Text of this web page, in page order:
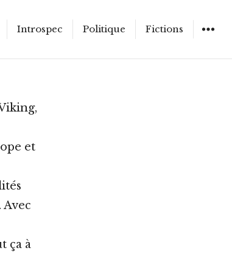
Introspec Politique Fictions
et
Avec
ça à